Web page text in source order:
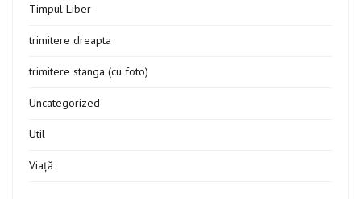
Timpul Liber
trimitere dreapta
trimitere stanga (cu foto)
Uncategorized
Util
Viață